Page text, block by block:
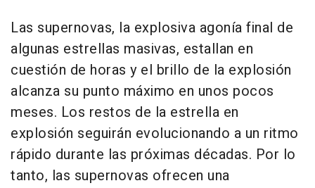
Las supernovas, la explosiva agonía final de
algunas estrellas masivas, estallan en
cuestión de horas y el brillo de la explosión
alcanza su punto máximo en unos pocos
meses. Los restos de la estrella en
explosión seguirán evolucionando a un ritmo
rápido durante las próximas décadas. Por lo
tanto, las supernovas ofrecen una